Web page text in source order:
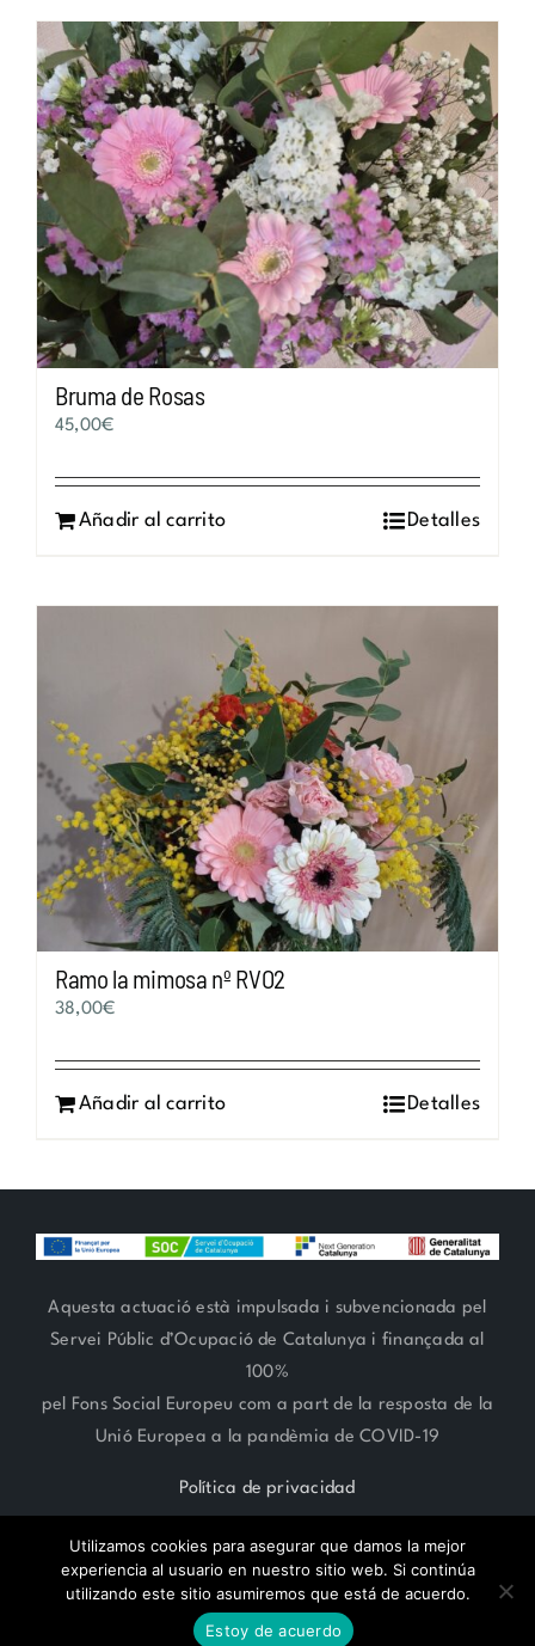
Bruma de Rosas
45,00€
Añadir al carrito Detalles
Ramo la mimosa nº RVO2
38,00€
Añadir al carrito Detalles
Aquesta actuació està impulsada i subvencionada pel
Servei Públic d’Ocupació de Catalunya i finançada al
100%
pel Fons Social Europeu com a part de la resposta de la
Unió Europea a la pandèmia de COVID-19
Política de privacidad
ARTE FLORAL 93 666 27 06 | ESTILISMO 93 685 62 38 | Paseo
RESERVA CITA ONLINE
Utilizamos cookies para asegurar que damos la mejor
experiencia al usuario en nuestro sitio web. Si continúa
utilizando este sitio asumiremos que está de acuerdo.
Estoy de acuerdo